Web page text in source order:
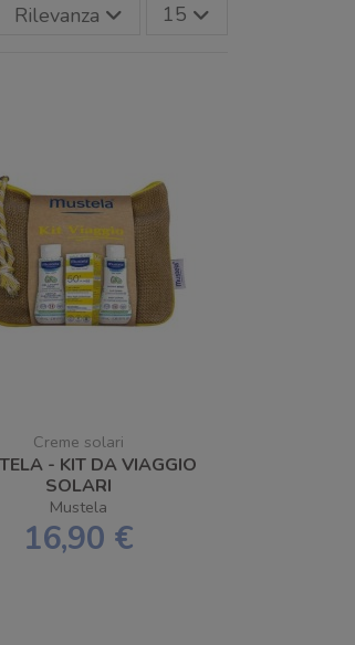
Rilevanza 15
Creme solari
- KIT DA VIAGGIO
SOLARI
Mustela
16,90 €